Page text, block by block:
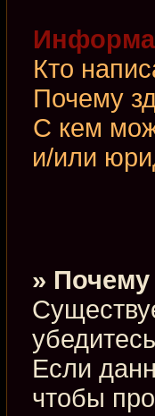
Кто
Почему
С кем
и/или
» Почему
Если
чтобы